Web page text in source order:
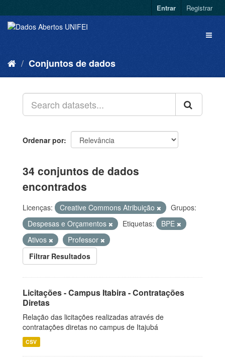
Entrar Registrar
Conjuntos de dados
Ordenar por
34 conjuntos de dados
encontrados
Licenças: Creative Commons Atribuição
Grupos:
Despesas e Orçamentos
Etiquetas:
BPE
Ativos
Professor
Filtrar Resultados
Licitações - Campus Itabira - Contratações
Diretas
Relação das licitações realizadas através de
contratações diretas no campus de Itajubá
CSV